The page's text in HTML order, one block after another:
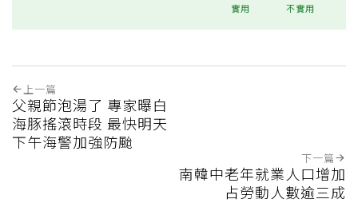
實用 不實用
上一篇
父親節泡湯了 專家曝白
海豚搖滾時段 最快明天
下午海警加強防颱
下一篇
南韓中老年就業人口增加
占勞動人數逾三成